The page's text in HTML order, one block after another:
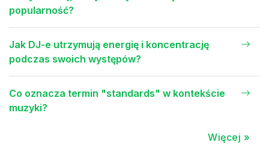
popularność?
Jak DJ-e utrzymują energię i koncentrację
podczas swoich występów?
Co oznacza termin "standards" w kontekście
muzyki?
Więcej »